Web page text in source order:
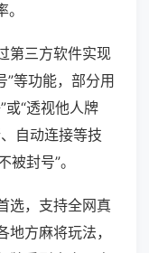
第三方软件实现
”等功能，部分用
或“透视他人牌
自动连接等技
被封号”。
选，支持全网真
方麻将玩法，